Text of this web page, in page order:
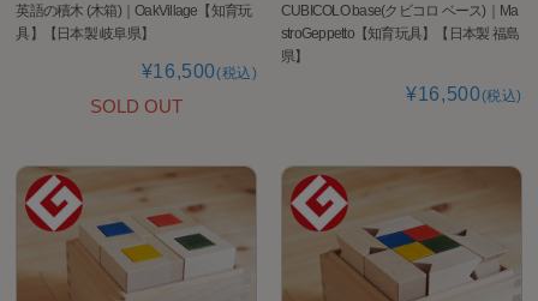
英語の積木 (木箱)｜OakVillage【知育玩
具】【日本製 岐阜県】
¥16,500(税込)
SOLD OUT
CUBICOLO base(クビコロ ベース)｜Ma
stroGeppetto【知育玩具】【日本製 福島
県】
¥16,500(税込)